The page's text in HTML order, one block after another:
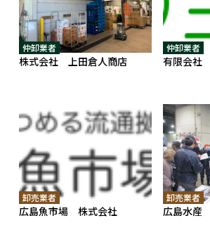
仲卸業者
株式会社 上田倉人商店
仲卸業者
有限会社
卸売業者
広島魚市場 株式会社
卸売業者
広島水産